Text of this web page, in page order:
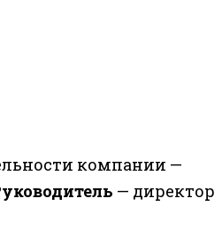
компании —
— директор